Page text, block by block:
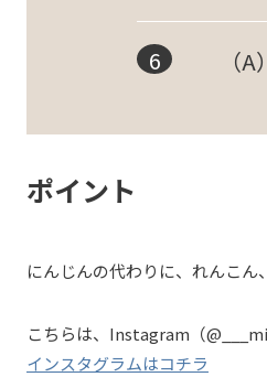
（
ポイント
にんじんの代わりに、れんこん
こちらは、Instagram（
インスタグラムはコチラ